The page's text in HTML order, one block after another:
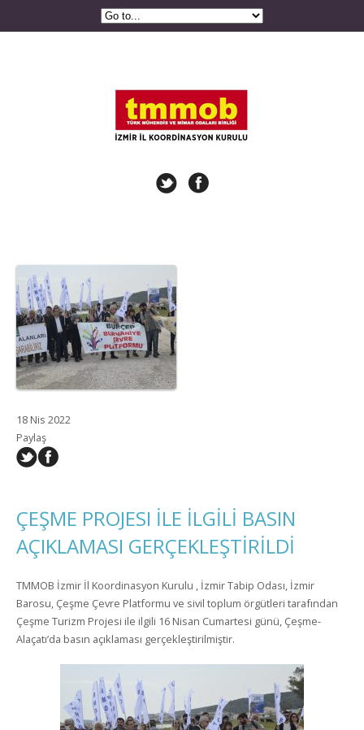
18 Nis 2022
Paylaş
ÇEŞME PROJESI İLE İLGİLİ BASIN
AÇIKLAMASI GERÇEKLEŞTİRİLDİ
TMMOB İzmir İl Koordinasyon Kurulu , İzmir Tabip Odası, İzmir
Barosu, Çeşme Çevre Platformu ve sivil toplum örgütleri tarafından
Çeşme Turizm Projesi ile ilgili 16 Nisan Cumartesi günü, Çeşme-
Alaçatı’da basın açıklaması gerçekleştirilmiştir.